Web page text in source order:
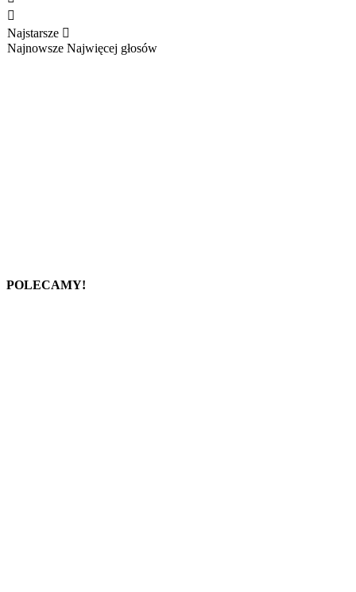
Najstarsze
Najnowsze Najwięcej głosów
POLECAMY!